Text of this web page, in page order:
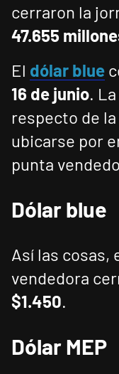
cerraron la
47.655
El dólar blue
16 de junio.
respecto de
ubicarse por
punta
Dólar blue
Así las cosas,
vendedora
$1.450.
Dólar MEP